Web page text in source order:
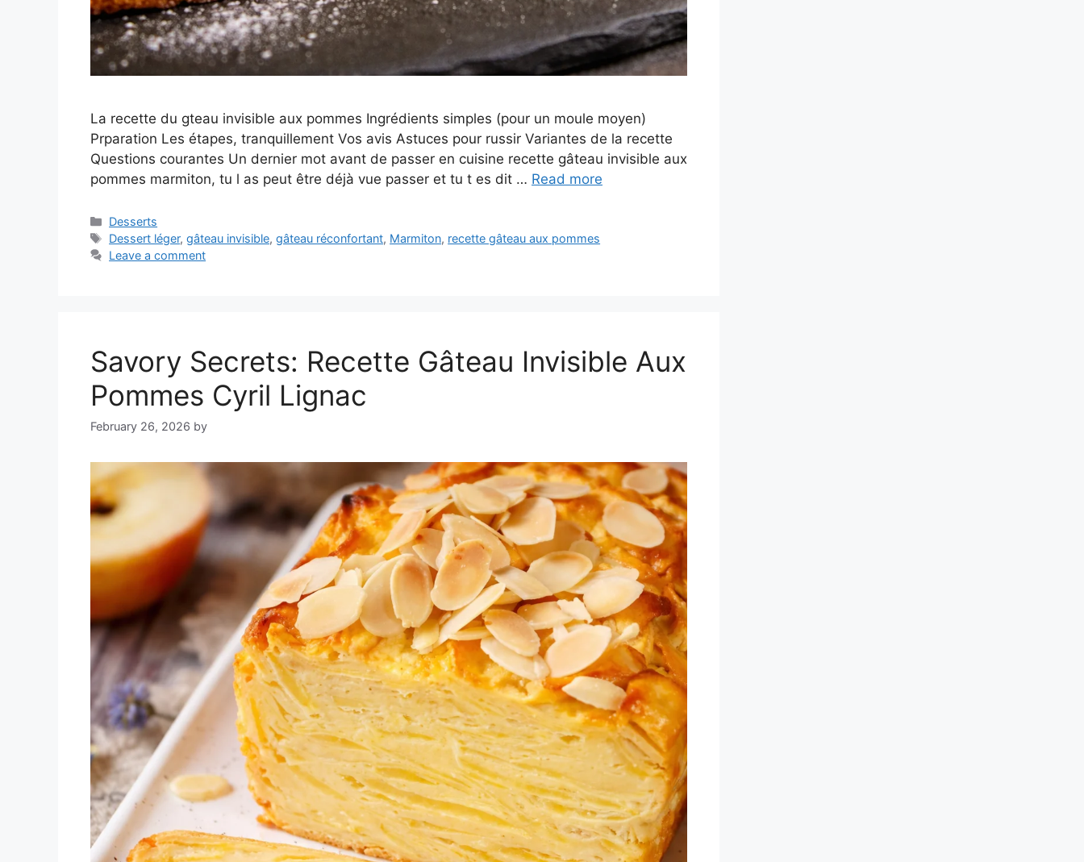
La recette du gteau invisible aux pommes Ingrédients simples (pour un moule moyen)
Prparation Les étapes, tranquillement Vos avis Astuces pour russir Variantes de la recette
Questions courantes Un dernier mot avant de passer en cuisine recette gâteau invisible aux
pommes marmiton, tu l as peut être déjà vue passer et tu t es dit … Read more
Categories
Desserts
Tags
Dessert léger,gâteau invisible,gâteau réconfortant, Marmiton, recette gâteau aux pommes
Leave a comment
Savory Secrets: Recette Gâteau Invisible Aux
Pommes Cyril Lignac
February 26, 2026 by